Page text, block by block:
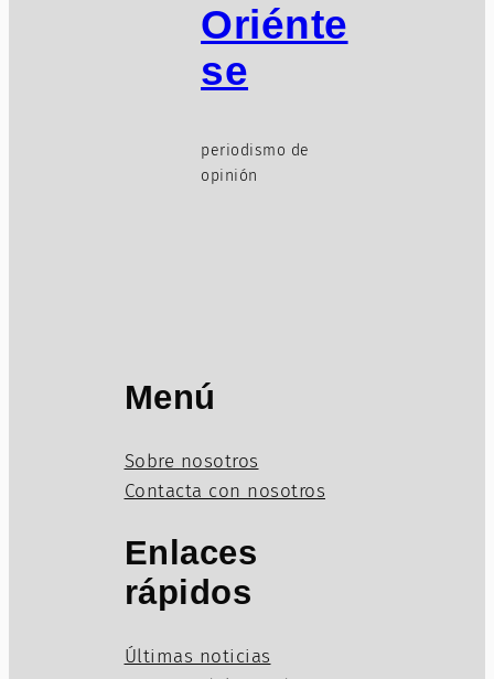
Oriénte
se
periodismo de
opinión
Menú
Sobre nosotros
Contacta con nosotros
Enlaces
rápidos
Últimas noticias